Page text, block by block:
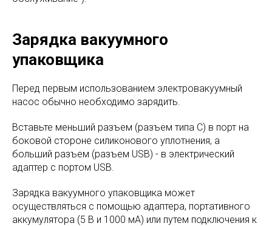
Зарядка вакуумного
упаковщика
Перед первым использованием электровакуумный
насос обычно необходимо зарядить.
Вставьте меньший разъем (разъем типа C) в порт на
боковой стороне силиконового уплотнения, а
больший разъем (разъем USB) - в электрический
адаптер с портом USB.
Зарядка вакуумного упаковщика может
осуществляться с помощью адаптера, портативного
аккумулятора (5 В и 1000 мА) или путем подключения к